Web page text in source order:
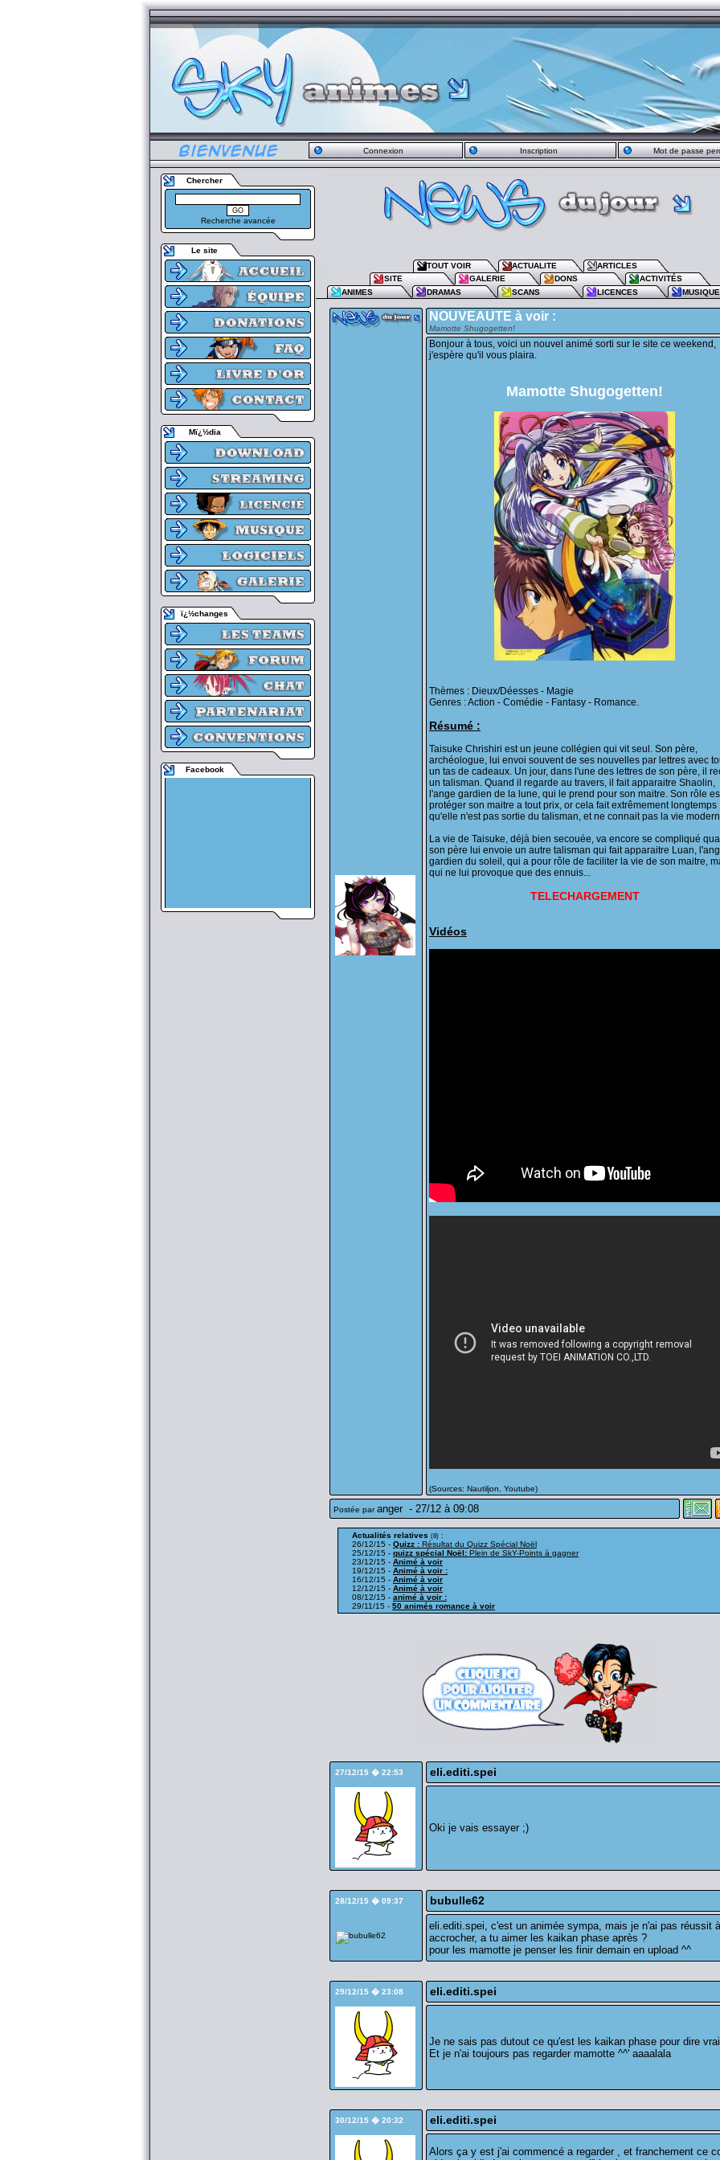
Connexion Inscription Mot de passe
Chercher
Recherche avancée
Le site
Mï¿½dia
ï¿½changes
Facebook
TOUT VOIR ACTUALITE
ARTICLES
SITE
GALERIE DONS
ACTIVITÉS
ANIMES
DRAMAS SCANS LICENCES
NOUVEAUTE à voir :
Mamotte Shugogetten!
Bonjour à tous, voici un nouvel animé sorti sur le site ce weekend,
j'espère qu'il vous plaira.
Mamotte Shugogetten!
Thèmes : Dieux/Déesses - Magie
Genres : Action - Comédie - Fantasy - Romance.
Résumé :
Taisuke Chrishiri est un jeune collégien qui vit seul. Son père,
archéologue, lui envoi souvent de ses nouvelles par lettres avec
un tas de cadeaux. Un jour, dans l'une des lettres de son père, il
un talisman. Quand il regarde au travers, il fait apparaitre Shaolin,
l'ange gardien de la lune, qui le prend pour son maitre. Son rôle
protéger son maitre a tout prix, or cela fait extrêmement longtemps
qu'elle n'est pas sortie du talisman, et ne connait pas la vie
La vie de Taisuke, déjà bien secouée, va encore se compliqué
son père lui envoie un autre talisman qui fait apparaitre Luan,
gardien du soleil, qui a pour rôle de faciliter la vie de son maitre,
qui ne lui provoque que des ennuis...
TELECHARGEMENT
Vidéos
(Sources: Nautiljon, Youtube)
Postée paranger - 27/12 à 09:08
Actualités relatives (8) :
26/12/15 - Quizz : Résultat du Quizz Spécial Noël
25/12/15 - quizz spécial Noël: Plein de SkY-Points à gagner
23/12/15 - Animé à voir
19/12/15 - Animé à voir :
16/12/15 - Animé à voir
12/12/15 - Animé à voir
08/12/15 - animé à voir :
29/11/15 - 50 animés romance à voir
27/12/15 � 22:53 eli.editi.spei
Oki je vais essayer ;)
28/12/15 � 09:37 bubulle62
eli.editi.spei, c'est un animée sympa, mais je n'ai pas réussit à
accrocher, a tu aimer les kaikan phase après ?
pour les mamotte je penser les finir demain en upload ^^
29/12/15 � 23:08 eli.editi.spei
Je ne sais pas dutout ce qu'est les kaikan phase pour dire
Et je n'ai toujours pas regarder mamotte ^^' aaaalala
30/12/15 � 20:32 eli.editi.spei
Alors ça y est j'ai commencé a regarder , et franchement ce